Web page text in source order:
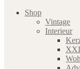
Shop
Vintage
Interieur